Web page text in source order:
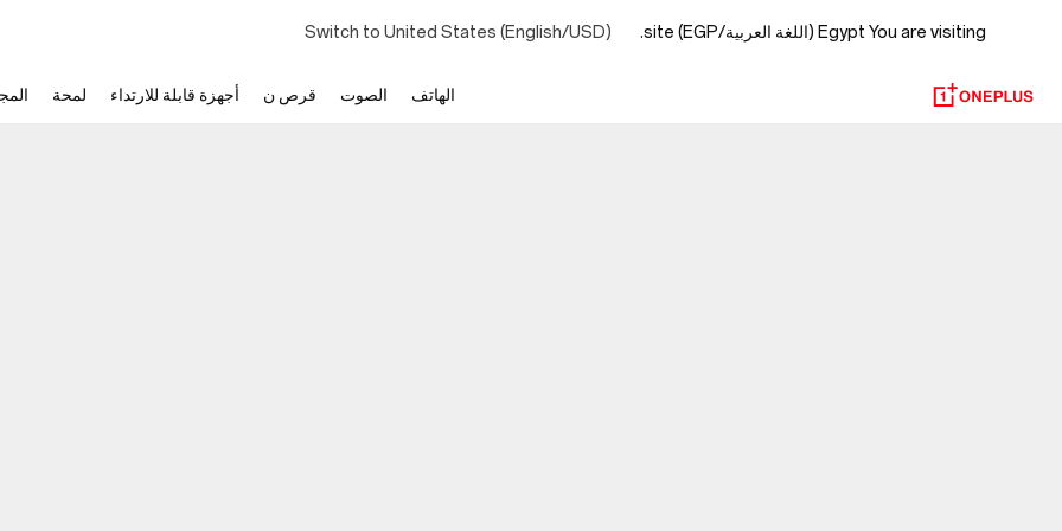
You are visitingEgypt (اللغة العربية/EGP) site. Switch to United States (English/USD)
الهاتف الصوت قرص ن أجهزة قابلة للارتداء لمحة